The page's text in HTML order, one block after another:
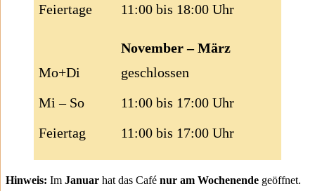
Feiertage
11:00 bis 18:00 Uhr
November – März
Mo+Di
Mi – So
Feiertag
geschlossen
11:00 bis 17:00 Uhr
11:00 bis 17:00 Uhr
Hinweis: Im Januar hat das Café nur am Wochenende geöffnet.